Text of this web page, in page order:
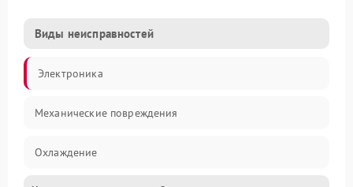
Виды неисправностей
Электроника
Механические повреждения
Охлаждение